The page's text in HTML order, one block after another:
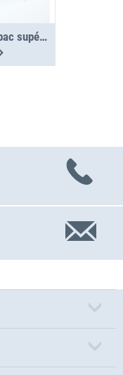
Jumbo-Unit A 2.5-14-8 bac supérieur